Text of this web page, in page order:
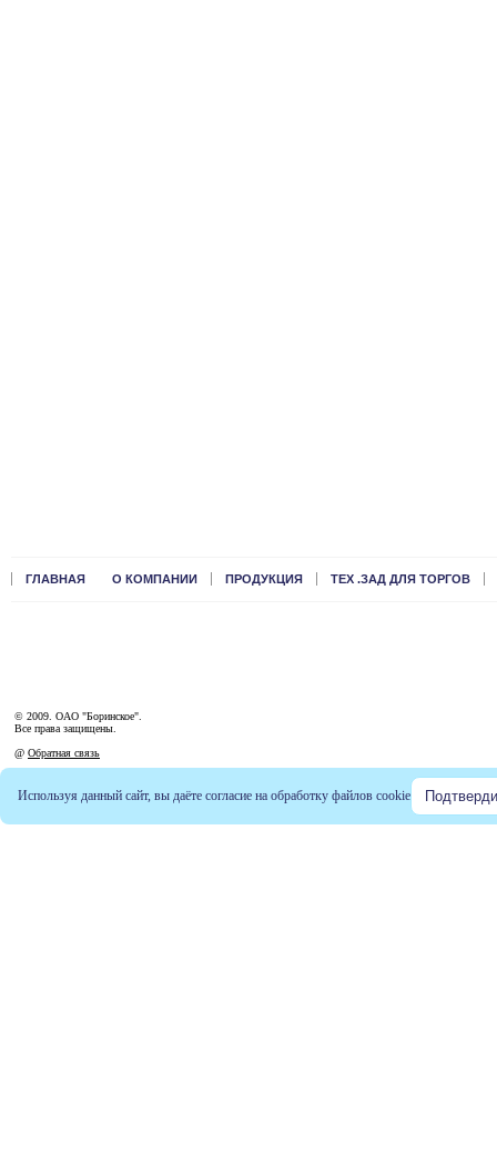
ГЛАВНАЯ О КОМПАНИИ ПРОДУКЦИЯ ТЕХ .ЗАД ДЛЯ ТОРГОВ
© 2009. ОАО "Боринское".
Все права защищены.
@ Обратная связь
Используя данный сайт, вы даёте согласие на обработку файлов cookie